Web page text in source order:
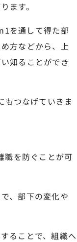
ます。
を通して得た部
方などから、上
知ることができ
つなげていきま
職を防ぐことが可
、部下の変化や
ることで、組織へ